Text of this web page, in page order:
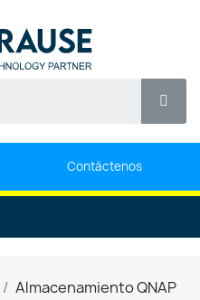
Contáctenos
Almacenamiento QNAP